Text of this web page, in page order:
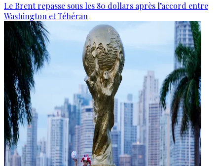
Le Brent repasse sous les 80 dollars après l’accord entre
Washington et Téhéran